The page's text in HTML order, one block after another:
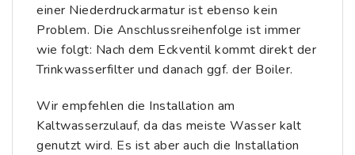
einer Niederdruckarmatur ist ebenso kein
Problem. Die Anschlussreihenfolge ist immer
wie folgt: Nach dem Eckventil kommt direkt der
Trinkwasserfilter und danach ggf. der Boiler.
Wir empfehlen die Installation am
Kaltwasserzulauf, da das meiste Wasser kalt
genutzt wird. Es ist aber auch die Installation